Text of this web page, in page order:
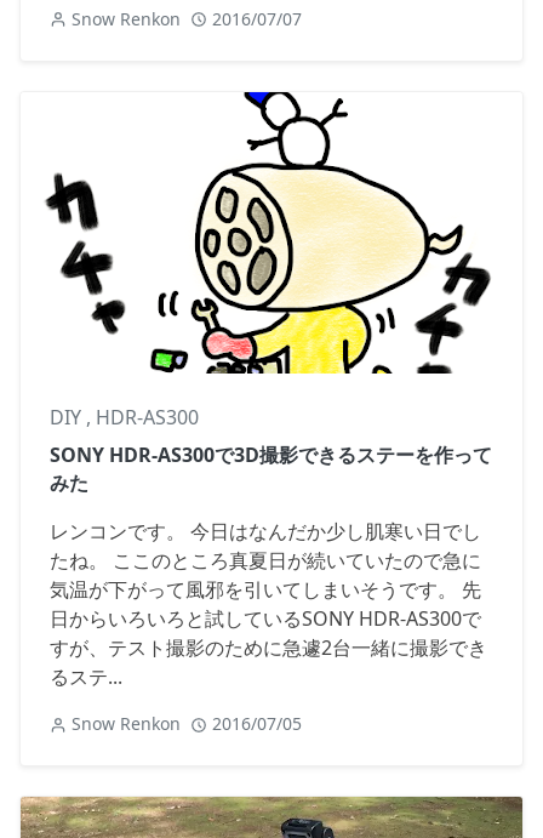
Snow Renkon 2016/07/07
DIY , HDR-AS300
SONY HDR-AS300で3D撮影できるステーを作って
みた
レンコンです。 今日はなんだか少し肌寒い日でし
たね。 ここのところ真夏日が続いていたので急に
気温が下がって風邪を引いてしまいそうです。 先
日からいろいろと試しているSONY HDR-AS300で
すが、テスト撮影のために急遽2台一緒に撮影でき
るステ...
Snow Renkon 2016/07/05